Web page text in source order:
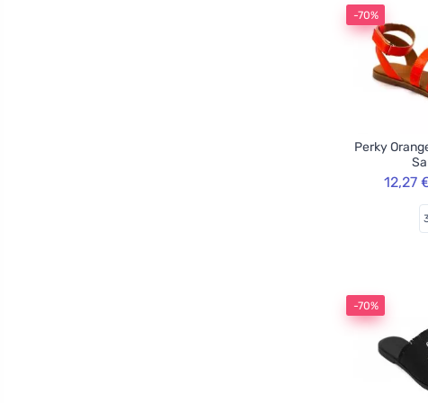
-70%
Perky
12,27
-70%